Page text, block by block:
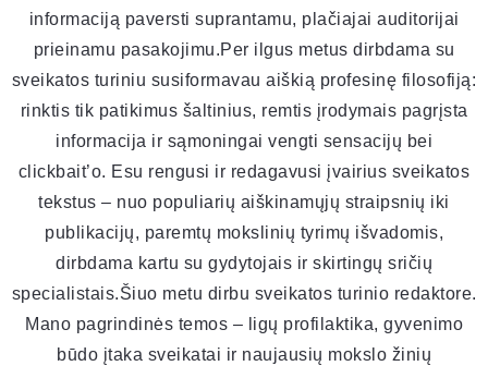
informaciją paversti suprantamu, plačiajai auditorijai
prieinamu pasakojimu.Per ilgus metus dirbdama su
sveikatos turiniu susiformavau aiškią profesinę filosofiją:
rinktis tik patikimus šaltinius, remtis įrodymais pagrįsta
informacija ir sąmoningai vengti sensacijų bei
clickbait’o. Esu rengusi ir redagavusi įvairius sveikatos
tekstus – nuo populiarių aiškinamųjų straipsnių iki
publikacijų, paremtų mokslinių tyrimų išvadomis,
dirbdama kartu su gydytojais ir skirtingų sričių
specialistais.Šiuo metu dirbu sveikatos turinio redaktore.
Mano pagrindinės temos – ligų profilaktika, gyvenimo
būdo įtaka sveikatai ir naujausių mokslo žinių